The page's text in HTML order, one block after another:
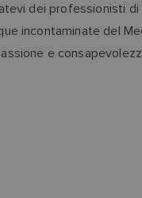
dei professionisti
incontaminate del
e